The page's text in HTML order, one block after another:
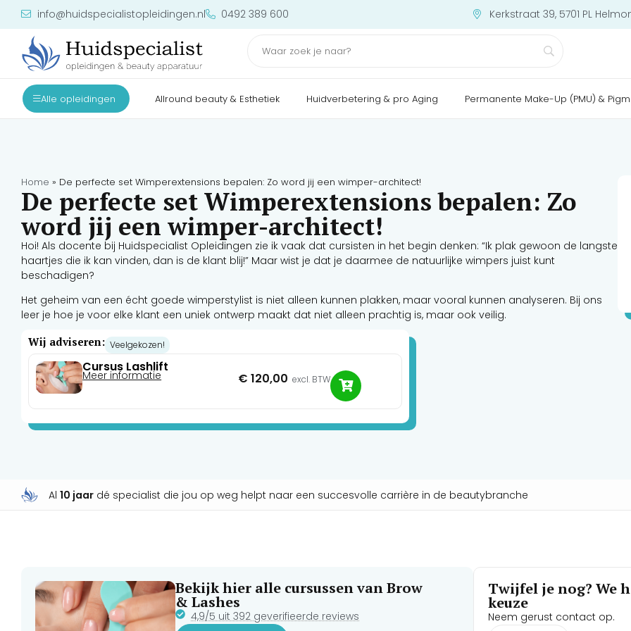
info@huidspecialistopleidingen.nl 0492 389 600 Kerkstraat 39, 5701 PL
Alle opleidingen Allround beauty & Esthetiek Huidverbetering & pro Aging Permanente Make-Up (PMU) &
Home » De perfecte set Wimperextensions bepalen: Zo word jij een wimper-architect!
De perfecte set Wimperextensions bepalen: Zo
word jij een wimper-architect!
Hoi! Als docente bij Huidspecialist Opleidingen zie ik vaak dat cursisten in het begin denken: “Ik plak gewoon de langste
haartjes die ik kan vinden, dan is de klant blij!” Maar wist je dat je daarmee de natuurlijke wimpers juist kunt
beschadigen?
Het geheim van een écht goede wimperstylist is niet alleen kunnen plakken, maar vooral kunnen analyseren. Bij ons
leer je hoe je voor elke klant een uniek ontwerp maakt dat niet alleen prachtig is, maar ook veilig.
Wij adviseren: Veelgekozen!
Cursus Lashlift
Meer informatie € 120,00 excl. BTW
Al 10 jaardé specialist die jou op weg helpt naar een succesvolle carrière in de beautybranche
Bekijk hier alle cursussen van Brow
& Lashes
4,9/5 uit 392 geverifieerde reviews
Twijfel je nog? We
keuze
Neem gerust contact op.